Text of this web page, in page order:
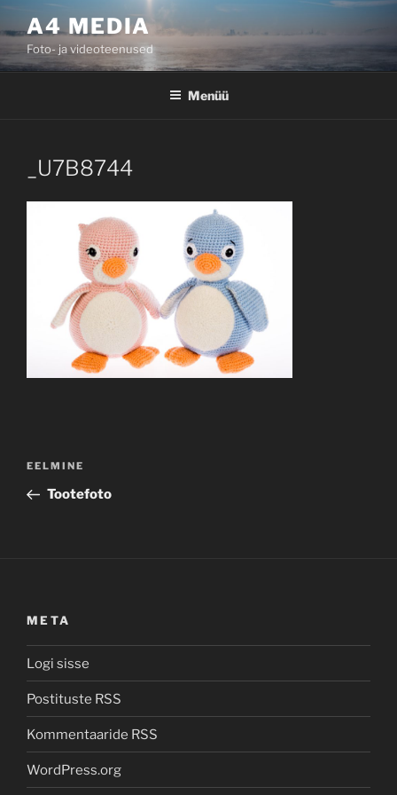
sisu
juurde
A4 MEDIA
Foto- ja videoteenused
Menüü
_U7B8744
Previous
Post
EELMINE
Tootefoto
META
Logi sisse
Postituste RSS
Kommentaaride RSS
WordPress.org